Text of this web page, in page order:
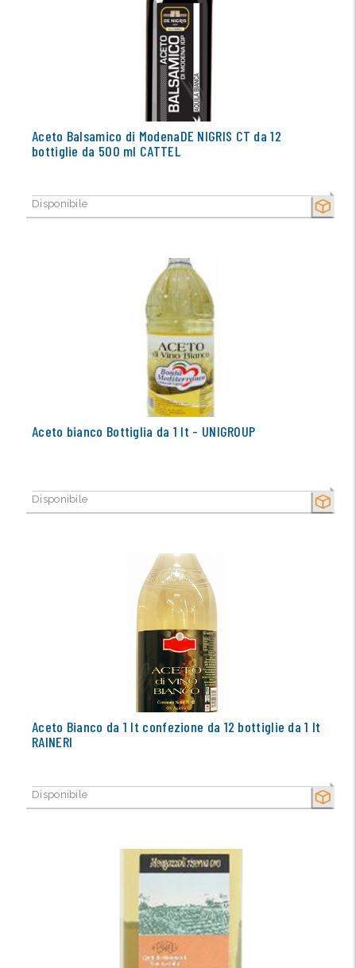
SECCO
Aceto Balsamico di ModenaDE NIGRIS CT da 12
bottiglie da 500 ml CATTEL
Disponibile
SECCO
Aceto bianco Bottiglia da 1 lt - UNIGROUP
Disponibile
SECCO
Aceto Bianco da 1 lt confezione da 12 bottiglie da 1 lt
RAINERI
Disponibile